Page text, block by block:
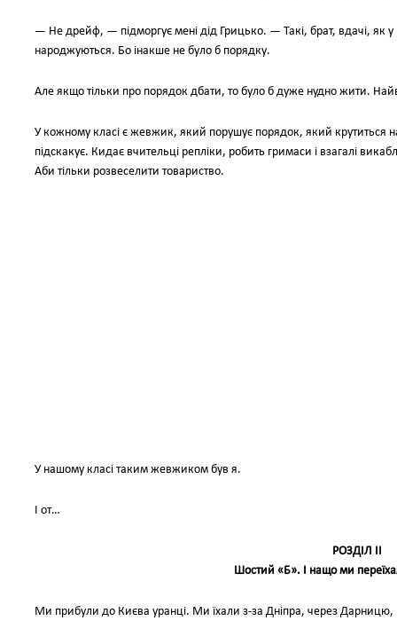
— Не дрейф, — підморгує мені дід Грицько. — Такі, брат, вдачі, як у
народжуються. Бо інакше не було б порядку.
Але якщо тільки про порядок дбати, то було б дуже нудно жити.
У кожному класі є жевжик, який порушує порядок, який крутиться
підскакує. Кидає вчительці репліки, робить гримаси і взагалі
Аби тільки розвеселити товариство.
У нашому класі таким жевжиком був я.
І от…
РОЗДІЛ II
Шостий «Б». І нащо ми
Ми прибули до Києва уранці. Ми їхали з-за Дніпра, через